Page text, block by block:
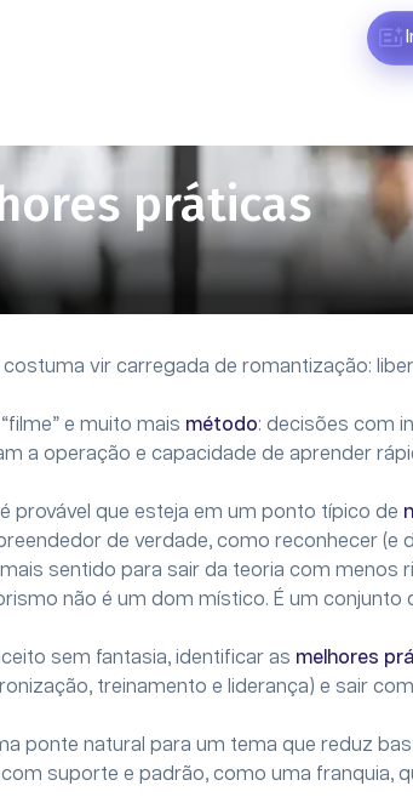
práticas
costuma vir carregada de romantização:
e muito mais método: decisões com
a operação e capacidade de aprender
provável que esteja em um ponto típico de
de verdade, como reconhecer (e
sentido para sair da teoria com menos
não é um dom místico. É um conjunto
sem fantasia, identificar as melhores
treinamento e liderança) e sair
ponte natural para um tema que reduz
com suporte e padrão, como uma franquia,